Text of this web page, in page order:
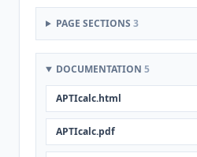
PAGE SECTIONS 3
DOCUMENTATION 5
APTIcalc.html
APTIcalc.pdf